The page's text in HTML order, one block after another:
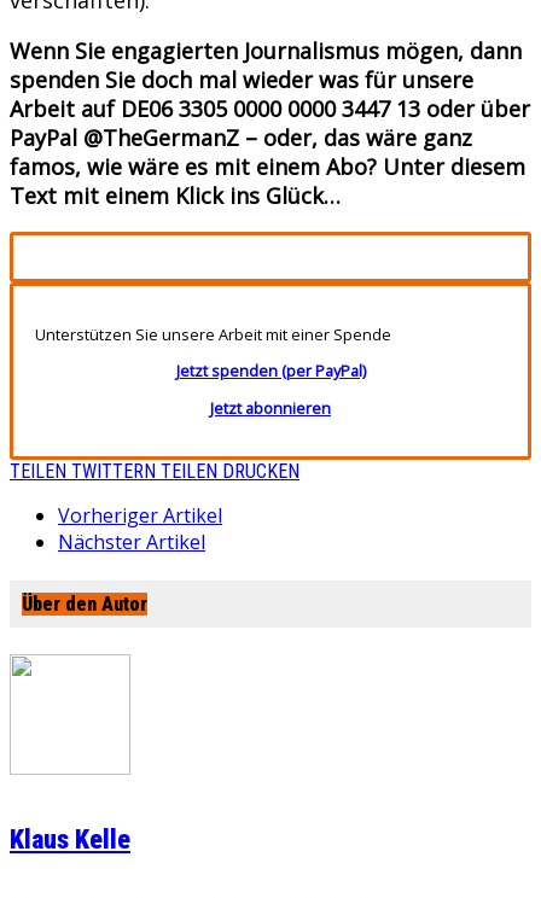
Wenn Sie engagierten Journalismus mögen, dann
spenden Sie doch mal wieder was für unsere
Arbeit auf DE06 3305 0000 0000 3447 13 oder über
PayPal @TheGermanZ – oder, das wäre ganz
famos, wie wäre es mit einem Abo? Unter diesem
Text mit einem Klick ins Glück…
Unterstützen Sie unsere Arbeit mit einer Spende
Jetzt spenden (per PayPal)
Jetzt abonnieren
TEILEN TWITTERN TEILEN DRUCKEN
Vorheriger Artikel
Nächster Artikel
Über den Autor
Klaus Kelle